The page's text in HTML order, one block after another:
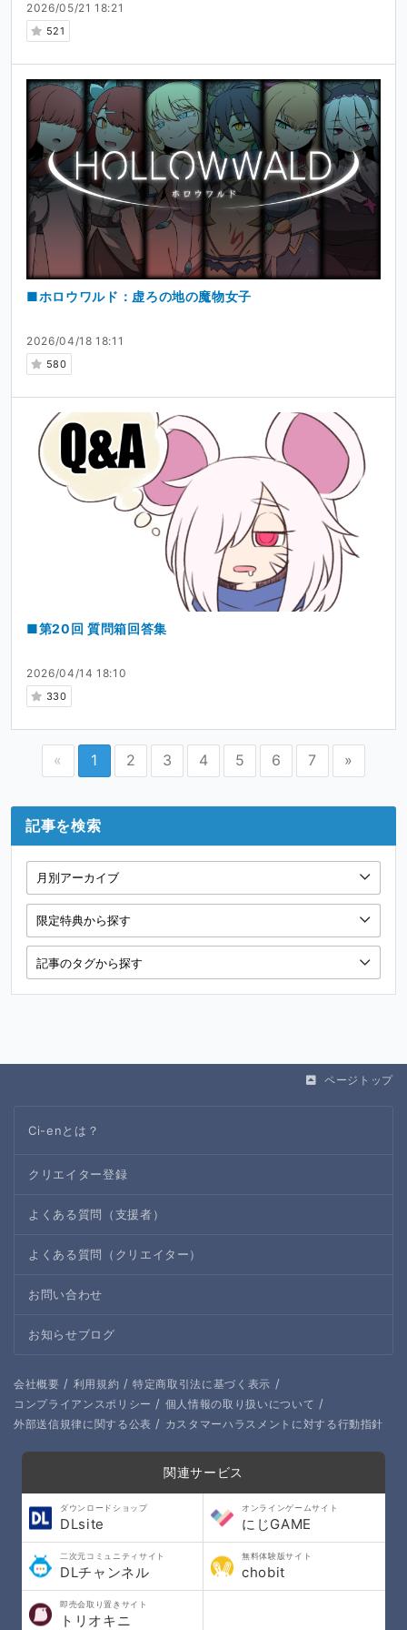
2026/05/21 18:21
521
2026/04/18 18:11
580
■ホロウワルド：虚ろの地の魔物女子
2026/04/14 18:10
330
■第20回 質問箱回答集
« 1 2 3 4 5 6 7 »
記事を検索
ページトップ
Ci-enとは？
クリエイター登録
よくある質問（支援者）
よくある質問（クリエイター）
お問い合わせ
お知らせブログ
会社概要 / 利用規約 / 特定商取引法に基づく表示 /
コンプライアンスポリシー / 個人情報の取り扱いについて /
外部送信規律に関する公表 / カスタマーハラスメントに対する行動指針
関連サービス
ダウンロードショップ
DLsite
オンラインゲームサイト
にじGAME
二次元コミュニティサイト
DLチャンネル
無料体験版サイト
chobit
即売会取り置きサイト
トリオキニ